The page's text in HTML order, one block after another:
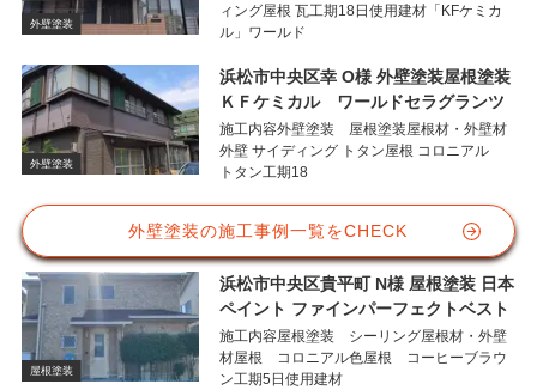
外壁塗装
ィング屋根 瓦工期18日使用建材「KFケミカ
ル」ワールド
外壁塗装
浜松市中央区幸 O様 外壁塗装屋根塗装
ＫＦケミカル ワールドセラグランツ
施工内容外壁塗装 屋根塗装屋根材・外壁材
外壁 サイディング トタン屋根 コロニアル
トタン工期18
外壁塗装の施工事例一覧をCHECK
屋根塗装
浜松市中央区貴平町 N様 屋根塗装 日本
ペイント ファインパーフェクトベスト
施工内容屋根塗装 シーリング屋根材・外壁
材屋根 コロニアル色屋根 コーヒーブラウ
ン工期5日使用建材